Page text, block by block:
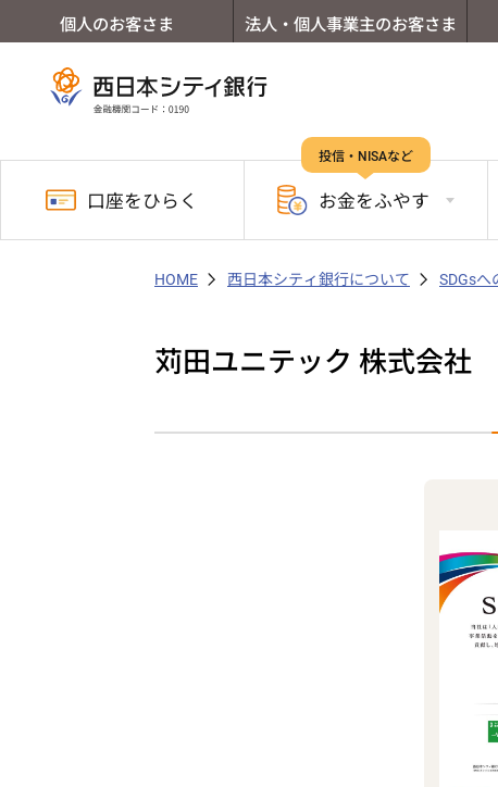
個人のお客さま 法人・個人事業主のお客さま
口座を ひらく
投信・NISAなど
お金をふやす
HOME 西日本シティ銀行について SDGsへ
苅田ユニテック 株式会社